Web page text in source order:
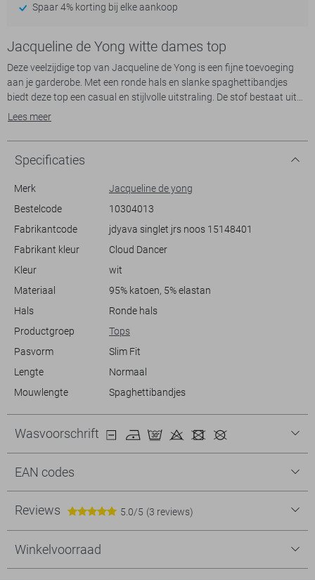
Spaar 4% korting bij elke aankoop
Jacqueline de Yong witte dames top
Deze veelzijdige top van Jacqueline de Yong is een fijne toevoeging
aan je garderobe. Met een ronde hals en slanke spaghettibandjes
biedt deze top een casual en stijlvolle uitstraling. De stof bestaat uit
95% katoen en 5% elastaan, wat zorgt voor een zacht en comfortabel
combineren met verschillende outfits, of je nu gaat voor een relaxte
look met jeans of een meer geklede uitstraling met een rok.
De slim fit pasvorm accentueert op subtiele wijze je figuur, terwijl de
activiteiten of een informele bijeenkomst. Dankzij het luchtige
ontwerp is deze top een perfecte keuze voor warme dagen als
basislaag, maar hij kan ook gemakkelijk gebruikt worden onder een
mag missen, geschikt voor elke gelegenheid.
Lees meer
Specificaties
Merk
Jacqueline de yong
Bestelcode
10304013
Fabrikantcode
jdyava singlet jrs noos 15148401
Fabrikant kleur
Cloud Dancer
Kleur
wit
Materiaal
95% katoen, 5% elastan
Hals
Ronde hals
Productgroep
Tops
Pasvorm
Slim Fit
Lengte
Normaal
Mouwlengte
Spaghettibandjes
Wasvoorschrift
EAN codes
Reviews 5.0/5 (3 reviews)
Winkelvoorraad